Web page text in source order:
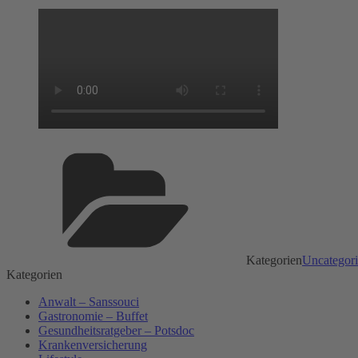
Kategorien
Kategorien
Anwalt – Sanssouci
Gastronomie – Buffet
Gesundheitsratgeber – Potsdoc
Krankenversicherung